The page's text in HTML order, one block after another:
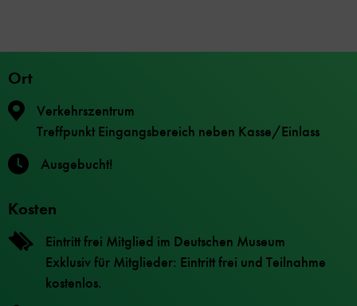
Ort
Verkehrszentrum
Treffpunkt Eingangsbereich neben Kasse/Einlass
Ausgebucht!
Kosten
Eintritt frei Mitglied im Deutschen Museum
Exklusiv für Mitglieder: Eintritt frei und Teilnahme
kostenlos.